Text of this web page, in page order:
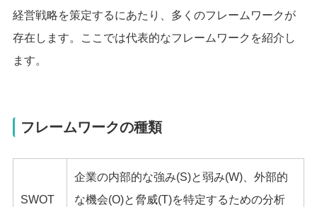
経営戦略を策定するにあたり、多くのフレームワークが
存在します。ここでは代表的なフレームワークを紹介し
ます。
フレームワークの種類
SWOT
企業の内部的な強み(S)と弱み(W)、外部的
な機会(O)と脅威(T)を特定するための分析